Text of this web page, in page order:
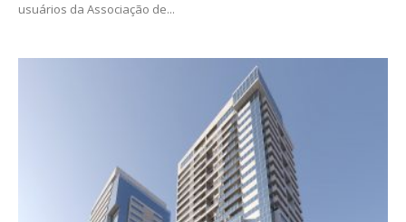
usuários da Associação de...